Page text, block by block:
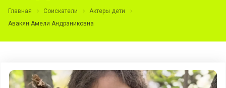
Главная Соискатели
Актеры дети
Авакян Амели Андраниковна